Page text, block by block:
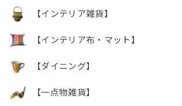
【インテリア雑貨】
【インテリア布・マット】
【ダイニング】
【一点物雑貨】